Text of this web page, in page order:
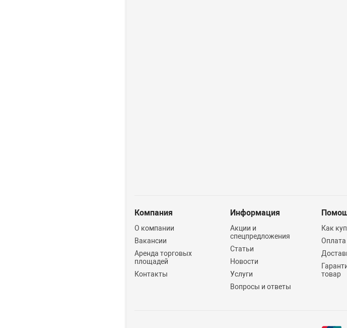
Компания
О компании
Вакансии
Аренда торговых
площадей
Контакты
Информация
Акции и
спецпредложения
Статьи
Новости
Услуги
Вопросы и ответы
Как
Оплата
товар